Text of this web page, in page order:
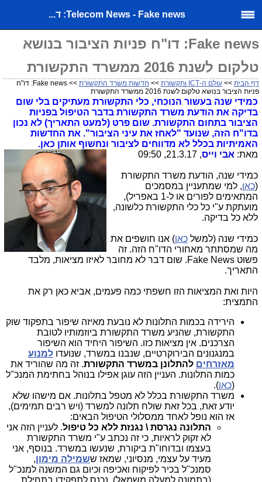
Telecom News - Fake news: ד...
Fake news: דו"ח פניות הציבור בנושא
טלקום לשנת 2016 ממשרד התקשורת
דף הבית >> עולם ה-ICT ותקשורת >> חדשות משרד התקשורת
>> Fake news: דו"ח
פניות הציבור בנושא טלקום לשנת 2016 ממשרד התקשורת
כמידי שנה בעשור הנוכחי, כלי התקשורת מעתיקים בלי שום
בדיקה את הודעת משרד התקשורת בדבר הטיפול בפניות
הציבור בתחום התקשורת. שום פרט (למעט התאריך) לא נכון
בדו"ח הזה, שנועד "לאחז את עיני הציבור". את החדשות
האמיתיות בכלל לא מדווחים לציבור ונחשוף אותן כאן.
מאת: אבי וייס, 21.3.17, 09:50
כמידי שנה, הודעת משרד התקשורת
(כאן, למי שמתעניין במסמכים
המתאימים לפורים או ל-1 באפריל),
מועתקת ע"י כל כלי התקשורת כלשונה,
ללא כל בדיקה.
כמידי שנה (למשל כאן) אנו חושפים את
מה שמסתתר מאחורי הדו"ח הזה. זה
פשוט Fake News. שום דבר לא מחובר לאיזו מציאות, מלבד
התאריך.
היות ואת המציאות הזו חשפתי כמה פעמים, אביא כאן רק את
התמצית:
הירידה בכמות התלונות לא נובעת מאיזה שיפור בתפקוד שוק
התקשורת, שהניע משרד התקשורת ביוזמותיו לטובת
הצרכנים. אין מציאות כזו. השיפור היחיד הוא השיפור
במנגנונים הבירוקרטיים, שנבנו במשרד, שנועדו למנוע
מאזרחים להתלונן במשרד התקשורת. זה מה שהוריד את
כמות התלונות. העניין הזה עוגן אפילו בנוהל בחתימת המנכ"ל
(כאן).
משרד התקשורת בכלל לא מטפל בתלונות. אם מישהו שלא
יודע זאת, בכל זאת שולח תלונה למשרד (ויש רבים תמימים),
אז הוא נופל לאחד ממסלולי הטיפול הבאים:
התלונה נגרסת \ נגנזת ללא כל טיפול. לעניין הזה אני
לא זקוק לראיות, כי זה נכתב ע"י משרד התקשורת
בעצמו ובדוחו"ת ביקורת, שנעשו במשרד. בנוסף, אני
מעיד על עצמי, מנסיוני, שמאז ששמילה מימון,
סמנכ"ל בכיר לפיקוח ואכיפה וכיום גם המשנה למנכ"ל
(בתמונה למעלה משמאל), נכנס לתפקידו בתחילת